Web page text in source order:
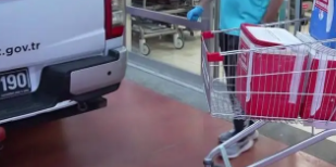
Rize
Sakarya
Samsun